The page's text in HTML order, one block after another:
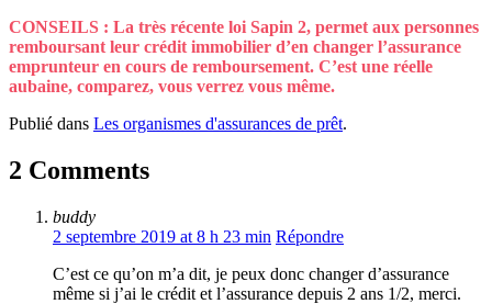
CONSEILS : La très récente loi Sapin 2, permet aux personnes
remboursant leur crédit immobilier d’en changer l’assurance
emprunteur en cours de remboursement. C’est une réelle
aubaine, comparez, vous verrez vous même.
Publié dans Les organismes d'assurances de prêt.
2 Comments
buddy
2 septembre 2019 at 8 h 23 min Répondre
C’est ce qu’on m’a dit, je peux donc changer d’assurance
même si j’ai le crédit et l’assurance depuis 2 ans 1/2, merci.